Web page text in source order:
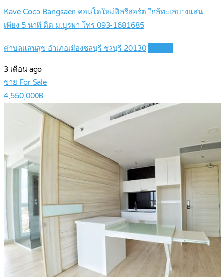
Kave Coco Bangsaen คอนโดใหม่ฟีลรีสอร์ต ใกล้ทะเลบางแสน
เพียง 5 นาที ติด ม.บูรพา โทร 093-1681685
ตำบลแสนสุข อำเภอเมืองชลบุรี ชลบุรี 20130
3 เดือน ago
ขาย For Sale
4,550,000฿